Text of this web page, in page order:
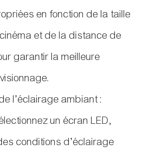
en fonction de la taille
et de la distance de
garantir la meilleure
l’éclairage ambiant :
un écran LED,
conditions d’éclairage